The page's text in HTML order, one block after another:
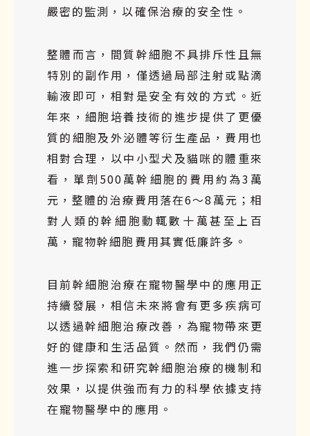
嚴密的監測，以確保治療的安全性。
整體而言，間質幹細胞不具排斥性且無
特別的副作用，僅透過局部注射或點滴
輸液即可，相對是安全有效的方式。近
年來，細胞培養技術的進步提供了更優
質的細胞及外泌體等衍生產品，費用也
相對合理，以中小型犬及貓咪的體重來
看，單劑500萬幹細胞的費用約為3萬
元，整體的治療費用落在6～8萬元；相
對人類的幹細胞動輒數十萬甚至上百
萬，寵物幹細胞費用其實低廉許多。
目前幹細胞治療在寵物醫學中的應用正
持續發展，相信未來將會有更多疾病可
以透過幹細胞治療改善，為寵物帶來更
好的健康和生活品質。然而，我們仍需
進一步探索和研究幹細胞治療的機制和
效果，以提供強而有力的科學依據支持
在寵物醫學中的應用。